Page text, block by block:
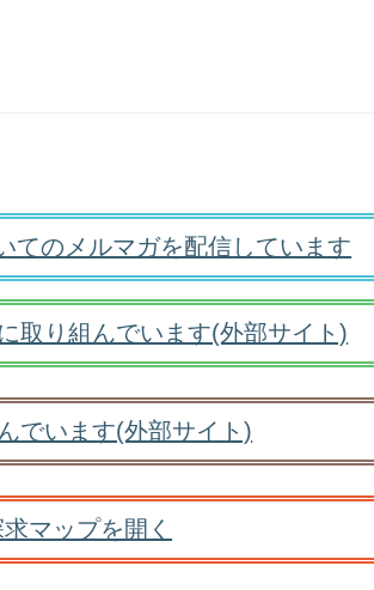
てのメルマガを配信しています
取り組んでいます(外部サイト)
でいます(外部サイト)
マップを開く